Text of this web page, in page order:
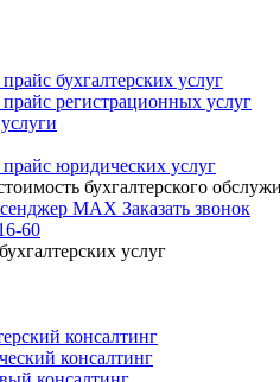
бухгалтерских услуг
регистрационных услуг
юридических услуг
бухгалтерского
MAX Заказать звонок
60
услуг
консалтинг
консалтинг